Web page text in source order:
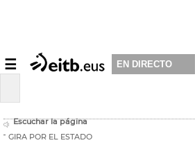
☰ EN DIRECTO
Escuchar la página
GIRA POR EL ESTADO